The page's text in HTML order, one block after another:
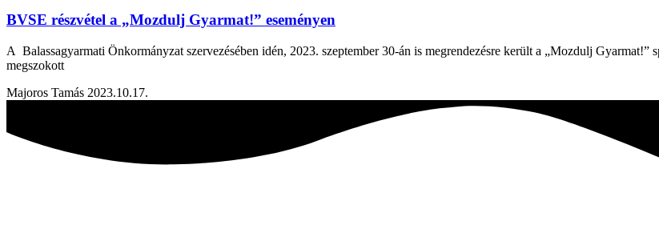
BVSE részvétel a „Mozdulj Gyarmat!” eseményen
A Balassagyarmati Önkormányzat szervezésében idén, 2023. szeptember 30-án is megrendezésre került a „Mozdulj
megszokott
Majoros Tamás 2023.10.17.